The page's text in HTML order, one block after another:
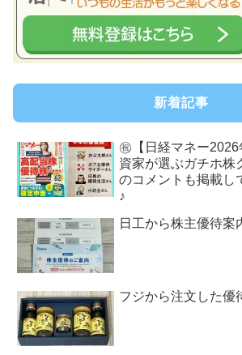
新着記事
㊗【日経マネー
資家が選ぶガチホ株
のコメントも掲載し
♪
日工から株主優待案
フジから注文した優